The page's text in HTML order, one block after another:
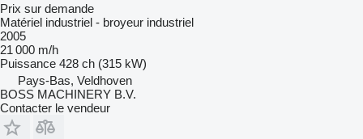
Prix sur demande
Matériel industriel - broyeur industriel
2005
21 000 m/h
Puissance 428 ch (315 kW)
Pays-Bas, Veldhoven
BOSS MACHINERY B.V.
Contacter le vendeur